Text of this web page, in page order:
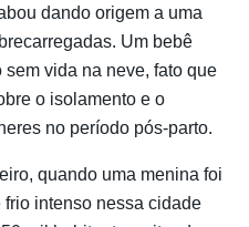
dando origem a uma
Um bebê
vida na neve, fato que
o isolamento e o
no período pós-parto.
quando uma menina foi
frio intenso nessa cidade